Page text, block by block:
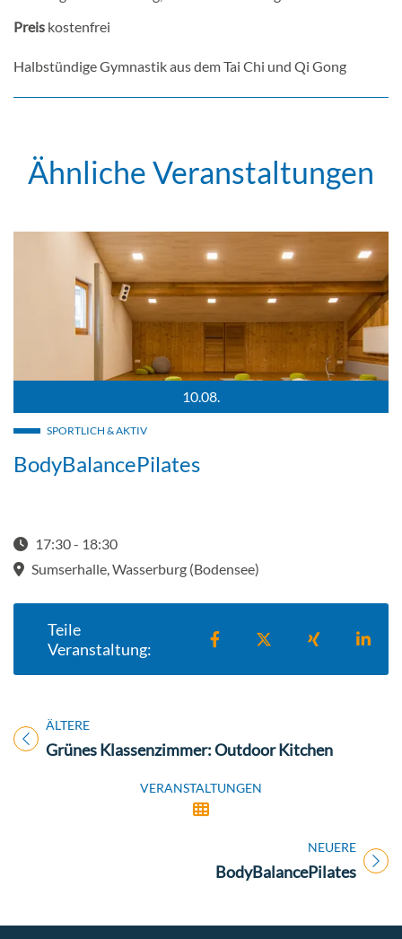
Preis kostenfrei
Halbstündige Gymnastik aus dem Tai Chi und Qi Gong
Ähnliche Veranstaltungen
10.08.
SPORTLICH & AKTIV
BodyBalancePilates
17:30 - 18:30
Startzeit: 17:30
Sumserhalle, Wasserburg (Bodensee)
Teile
Veranstaltung:
Teilen auf Facebook
Teilen auf XTeilen auf
ÄLTERE
Titel für Veranstaltung
Grünes Klassenzimmer: Outdoor Kitchen
VERANSTALTUNGEN
NEUERE
Titel für Veranstaltung
BodyBalancePilates